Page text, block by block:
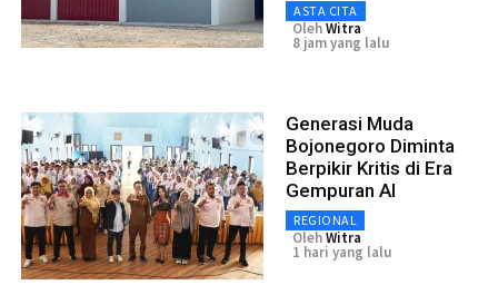
ASTA CITA
OlehWitra
8 jam yang lalu
Generasi Muda
Bojonegoro Diminta
Berpikir Kritis di Era
Gempuran AI
REGIONAL
OlehWitra
1 hari yang lalu